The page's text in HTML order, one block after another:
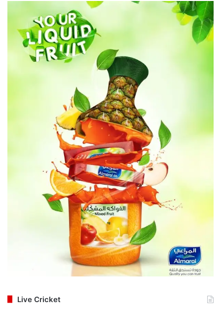
Live Cricket